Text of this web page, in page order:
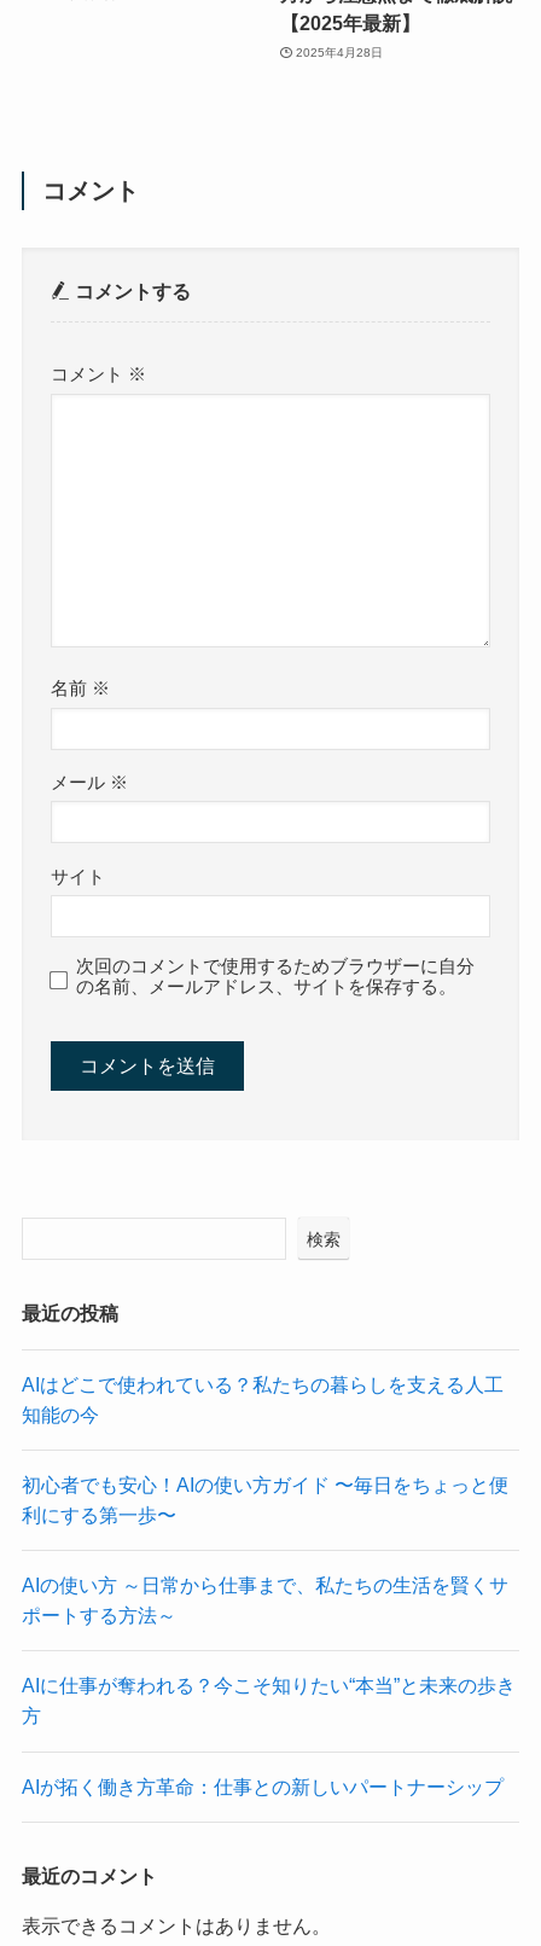
【2025年最新】
2025年4月28日
コメント
コメントする
コメント ※
名前 ※
メール ※
サイト
次回のコメントで使用するためブラウザーに自分
の名前、メールアドレス、サイトを保存する。
検索
最近の投稿
AIはどこで使われている？私たちの暮らしを支える人工
知能の今
初心者でも安心！AIの使い方ガイド 〜毎日をちょっと便
利にする第一歩〜
AIの使い方 ～日常から仕事まで、私たちの生活を賢くサ
ポートする方法～
AIに仕事が奪われる？今こそ知りたい“本当”と未来の歩き
方
AIが拓く働き方革命：仕事との新しいパートナーシップ
最近のコメント
表示できるコメントはありません。